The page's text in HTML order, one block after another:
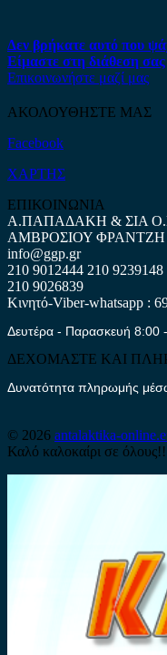
Δεν βρήκατε αυτό που
Είμαστε στη διάθεση
Επικοινωνήστε μαζί μας
ΑΚΟΛΟΥΘΗΣΤΕ ΜΑΣ
Facebook
ΧΑΡΤΗΣ
ΕΠΙΚΟΙΝΩΝΙΑ
Α.ΠΑΠΑΔΑΚΗ & ΣΙΑ
ΑΜΒΡΟΣΙΟΥ
info@ggp.gr
210 9012444 210 9239148
210 9026839
Κινητό-Viber-whatsapp :
Δευτέρα - Παρασκευή 8:00
ΔΕΧΟΜΑΣΤΕ ΚΑΙ
Δυνατότητα πληρωμής
© 2026 antalaktika-
Καλό καλοκαίρι σε όλους!!